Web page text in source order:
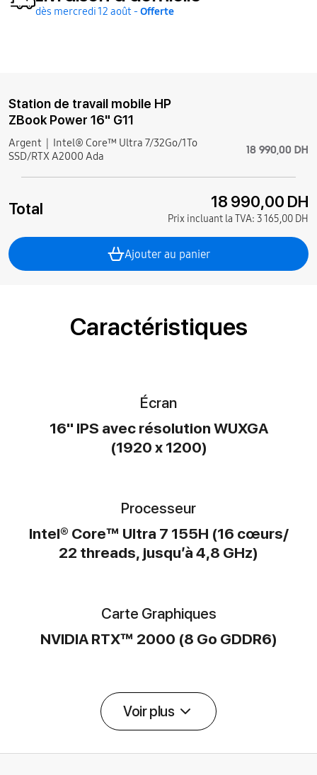
dès mercredi 12 août - Offerte
Station de travail mobile HP
ZBook Power 16" G11
Argent
Intel® Core™ Ultra 7/32Go/1To
SSD/RTX A2000 Ada
18 990,00 DH
Total 18 990,00 DH
Prix incluant la TVA: 3 165,00 DH
Ajouter au panier
Caractéristiques
Écran
16" IPS avec résolution WUXGA
(1920 x 1200)
Processeur
Intel® Core™ Ultra 7 155H (16 cœurs/
22 threads, jusqu’à 4,8 GHz)
Carte Graphiques
NVIDIA RTX™ 2000 (8 Go GDDR6)
Voir plus